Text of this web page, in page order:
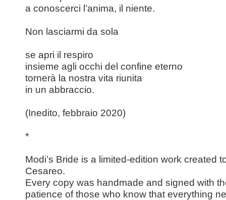
a conoscerci l’anima, il niente.
Non lasciarmi da sola
se apri il respiro
insieme agli occhi del confine eterno
tornerà la nostra vita riunita
in un abbraccio.
(Inedito, febbraio 2020)
*
Modi’s Bride is a limited-edition work created
Cesareo.
Every copy was handmade and signed with
patience of those who know that everything